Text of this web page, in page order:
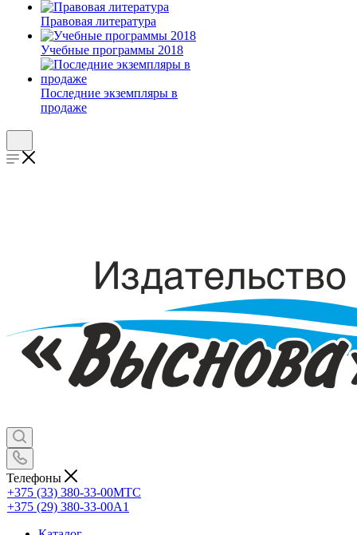
Правовая литература
Учебные программы 2018
Последние экземпляры в
продаже
Телефоны
+375 (33) 380-33-00МТС
+375 (29) 380-33-00А1